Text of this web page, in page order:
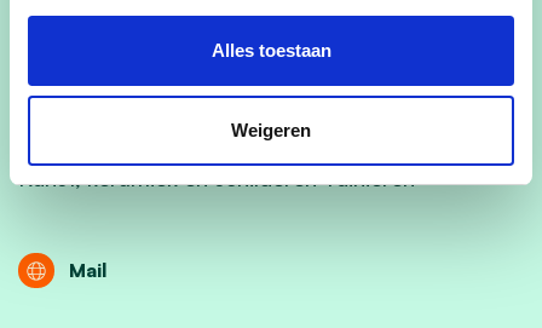
Alles toestaan
Weigeren
Gehuwd met Steve Prevost
Kunst, keramiek en schilderen Tuinieren
Mail